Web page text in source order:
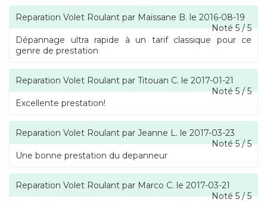
Reparation Volet Roulant par Maïssane B. le 2016-08-19
Noté5/5
Dépannage ultra rapide à un tarif classique pour ce
genre de prestation
Reparation Volet Roulant par Titouan C. le 2017-01-21
Noté5/5
Excellente prestation!
Reparation Volet Roulant par Jeanne L. le 2017-03-23
Noté5/5
Une bonne prestation du depanneur
Reparation Volet Roulant par Marco C. le 2017-03-21
Noté5/5